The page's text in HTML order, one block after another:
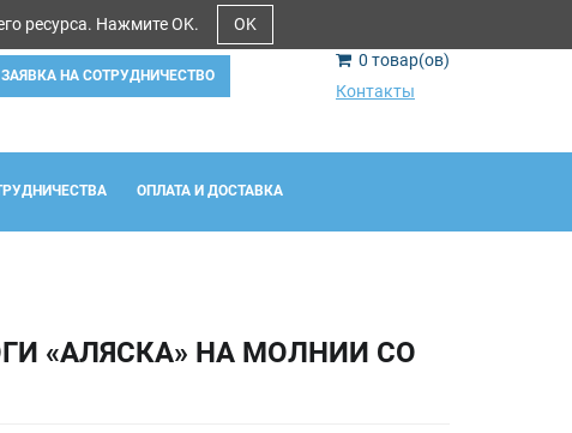
ЗАЯВКА НА СОТРУДНИЧЕСТВО
0 товар(ов)
Контакты
ОПЛАТА И ДОСТАВКА
«АЛЯСКА» НА МОЛНИИ СО
ресурса. Нажмите OK. OK